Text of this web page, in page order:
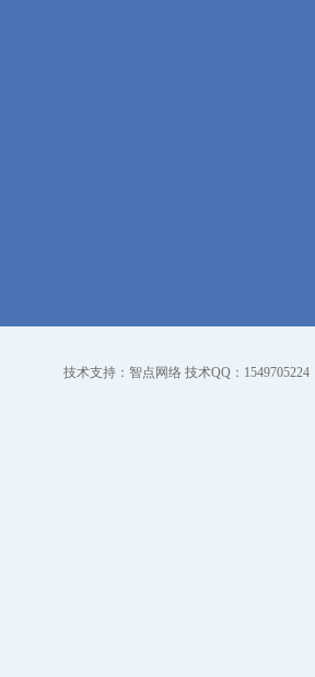
技术支持：智点网络 技术QQ：1549705224